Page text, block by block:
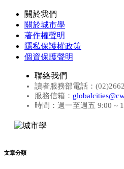
關於我們
關於城市學
著作權聲明
隱私保護權政策
個資保護聲明
聯絡我們
讀者服務部電話：
服務信箱：
時間：週一至週五 9:00 ~
文章分類